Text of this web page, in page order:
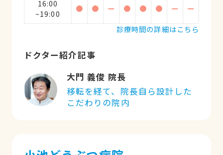
16:00
~19:00
● ● ー ● ● ● ー
ー
診療時間の詳細はこちら
ドクター紹介記事
大門 義俊 院長
移転を経て、院長自ら設計した
こだわりの院内